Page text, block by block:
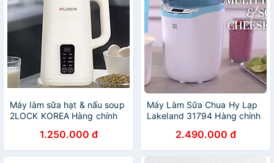
Máy làm sữa hạt & nấu soup
2LOCK KOREA Hàng chính
1.250.000 đ
Máy Làm Sữa Chua Hy Lạp
Lakeland 31794 Hàng chính
2.490.000 đ